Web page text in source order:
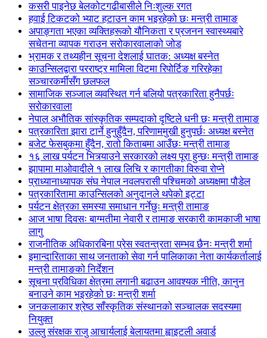
कसरी पाइनेछ बेलकोटगढीबासीले निःशुल्क रगत
हवाई टिकटको भ्याट हटाउन काम भइरहेको छः मन्त्री तामाङ
अपाङ्गता भएका व्यक्तिहरूको यौनिकता र प्रजनन स्वास्थ्यबारे
सचेतना व्यापक गराउन सरोकारवालाको जोड
भ्रामक र तथ्यहीन सूचना देशलाई घातक: अध्यक्ष बस्नेत
काउन्सिलद्वारा परराष्ट्र मामिला विटमा रिपोर्टिङ गरिरहेका
सञ्चारकर्मीसँग छलफल
सामाजिक सञ्जाल व्यवस्थित गर्न बलियो पत्रकारिता हुनैपर्छः
सरोकारवाला
नेपाल अभौतिक सांस्कृतिक सम्पदाको दृष्टिले धनी छः मन्त्री तामाङ
पत्रकारिता झारा टार्ने हुनुहुँदैन, परिणाममुखी हुनुपर्छः अध्यक्ष बस्नेत
बजेट फेसबुकमा हुँदैन, रातो किताबमा आउँछः मन्त्री तामाङ
१६ लाख पर्यटन भित्र्याउने सरकारको लक्ष्य पूरा हुन्छः मन्त्री तामाङ
झापामा माओवादीले १ लाख लिचि र कागतीका विरुवा रोप्ने
प्राध्यानाध्यापक संघ नेपाल नवलपरासी पश्चिमको अध्यक्षमा पौडेल
पत्रकारितामा काउन्सिलको अनुदानले थपेको इट्टा
पर्यटन क्षेत्रका समस्या समाधान गर्नेछुः मन्त्री तामाङ
आज भाषा दिवसः बाग्मतीमा नेवारी र तामाङ सरकारी कामकाजी भाषा
लागु
राजनीतिक अधिकारबिना प्रेस स्वतन्त्रता सम्भव छैनः मन्त्री शर्मा
इमान्दारिताका साथ जनताकाे सेवा गर्न पालिकाका नेता कार्यकर्तालाई
मन्त्री तामाङको निर्देशन
सूचना प्रविधिका क्षेत्रमा लगानी बढाउन आवश्यक नीति, कानुन
बनाउने काम भइरहेको छः मन्त्री शर्मा
जनकलाकार श्रेष्ठ साँस्कृतिक संस्थानको सञ्चालक सदस्यमा
नियुक्त
उल्लु संरक्षक राजु आचार्यलाई बेलायतमा ह्वाइटली अवार्ड